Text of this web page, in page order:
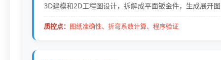
3D建模和2D工程图设计，拆解成平面钣金件，生成展开
质控点： 图纸准确性、折弯系数计算、程序验证